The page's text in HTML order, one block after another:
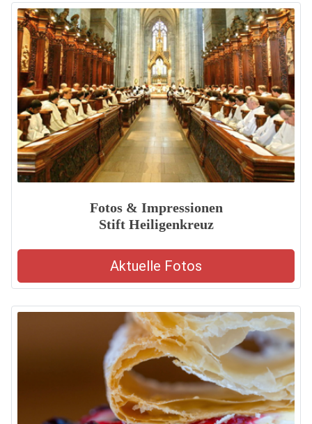
Fotos & Impressionen
Stift Heiligenkreuz
Aktuelle Fotos